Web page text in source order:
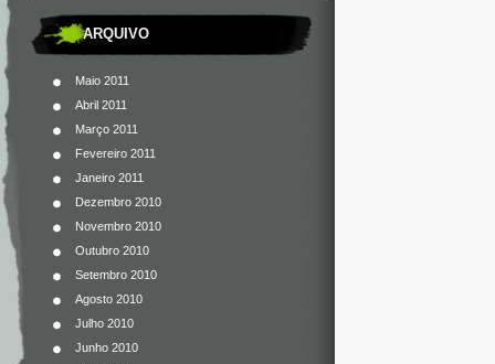
ARQUIVO
Maio 2011
Abril 2011
Março 2011
Fevereiro 2011
Janeiro 2011
Dezembro 2010
Novembro 2010
Outubro 2010
Setembro 2010
Agosto 2010
Julho 2010
Junho 2010